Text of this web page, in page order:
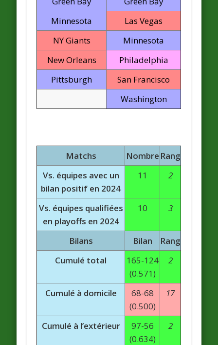
Minnesota
Las Vegas
NY Giants
Minnesota
New Orleans
Philadelphia
Pittsburgh
San Francisco
Washington
Matchs Nombre Rang
Vs. équipes avec un
bilan positif en 2024
11 2
Vs. équipes qualifiées
en playoffs en 2024
10 3
Bilans Bilan
Rang
Cumulé total
165-124
(0.571)
2
Cumulé à domicile
68-68
(0.500)
17
Cumulé à l’extérieur
97-56
(0.634)
2